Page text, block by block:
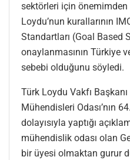
sektörleri için önemimden
Loydu’nun kurallarının
Standartları (Goal Based
onaylanmasının Türkiye
sebebi olduğunu söyledi.
Türk Loydu Vakfı
Mühendisleri Odası’nın
dolayısıyla yaptığı
mühendislik odası olan
bir üyesi olmaktan gurur